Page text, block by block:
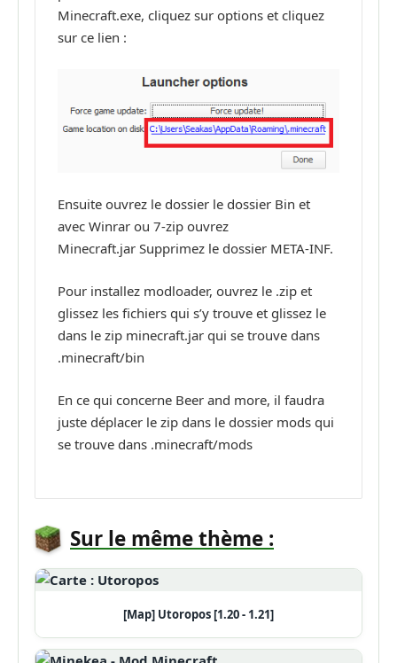
Minecraft.exe, cliquez sur options et cliquez
sur ce lien :
Ensuite ouvrez le dossier le dossier Bin et
avec Winrar ou 7-zip ouvrez
Minecraft.jar Supprimez le dossier META-INF.
Pour installez modloader, ouvrez le .zip et
glissez les fichiers qui s’y trouve et glissez le
dans le zip minecraft.jar qui se trouve dans
.minecraft/bin
En ce qui concerne Beer and more, il faudra
juste déplacer le zip dans le dossier mods qui
se trouve dans .minecraft/mods
Sur le même thème :
[Map] Utoropos [1.20 - 1.21]